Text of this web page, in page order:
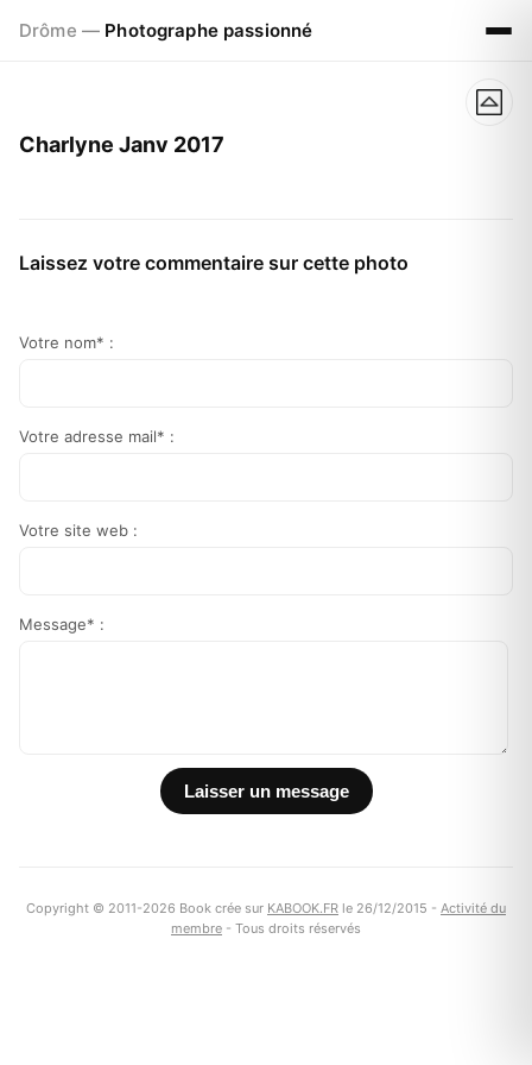
Drôme — Photographe passionné
Charlyne Janv 2017
Laissez votre commentaire sur cette photo
Votre nom* :
Votre adresse mail* :
Votre site web :
Message* :
Copyright © 2011-2026 Book crée sur KABOOK.FR le 26/12/2015 - Activité du
membre - Tous droits réservés